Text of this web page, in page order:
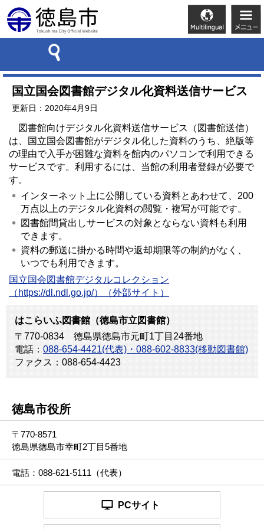
国立国会図書館デジタル化資料送信サービス
更新日：2020年4月9日
図書館向けデジタル化資料送信サービス（図書館送信）
は、国立国会図書館がデジタル化した資料のうち、絶版等
の理由で入手が困難な資料を館内のパソコンで利用できる
サービスです。利用するには、当館の利用者登録が必要で
す。
インターネット上に公開している資料とあわせて、200
万点以上のデジタル化資料の閲覧・複写が可能です。
図書館間貸出しサービスの対象とならない資料も利用
できます。
資料の郵送に掛かる時間や返却期限等の制約がなく、
いつでも利用できます。
国立国会図書館デジタルコレクション
（https://dl.ndl.go.jp/）（外部サイト）
はこらいふ図書館（徳島市立図書館）
〒770-0834 徳島県徳島市元町1丁目24番地
電話： 088-654-4421(代表)・088-602-8833(移動図書館)
ファクス：088-654-4423
徳島市役所
〒770-8571
徳島県徳島市幸町2丁目5番地
電話：088-621-5111（代表）
PCサイト